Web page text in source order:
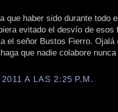
que haber sido durante todo
evitado el desvío de esos
el señor Bustos Fierro. Ojalá
que nadie colabore
A LAS 2:25 P.M.